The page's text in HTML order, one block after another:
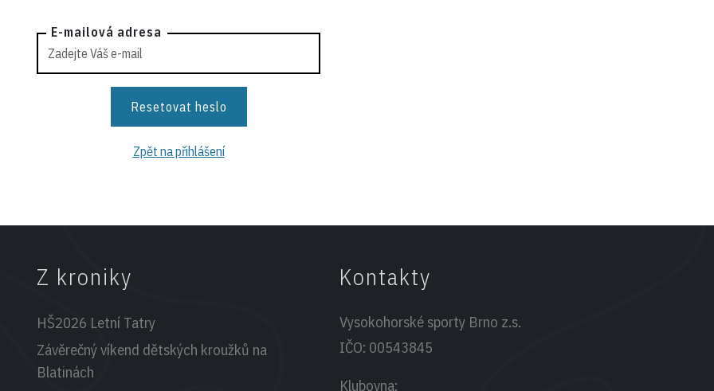
E-mailová adresa
Zpět na přihlášení
Z kroniky
HŠ2026 Letní Tatry
Závěrečný víkend dětských kroužků na
Blatinách
Kontakty
Vysokohorské sporty Brno z.s.
IČO: 00543845
Klubovna: